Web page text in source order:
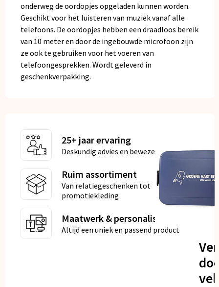
onderweg de oordopjes opgeladen kunnen worden.
Geschikt voor het luisteren van muziek vanaf alle
telefoons. De oordopjes hebben een draadloos bereik
van 10 meter en door de ingebouwde microfoon zijn
ze ook te gebruiken voor het voeren van
telefoongesprekken. Wordt geleverd in
geschenkverpakking.
25+ jaar ervaring
Deskundig advies en bewezen kwaliteit
Ruim assortiment
Van relatiegeschenken tot
promotiekleding
Maatwerk & personalisatie
Altijd een uniek en passend product